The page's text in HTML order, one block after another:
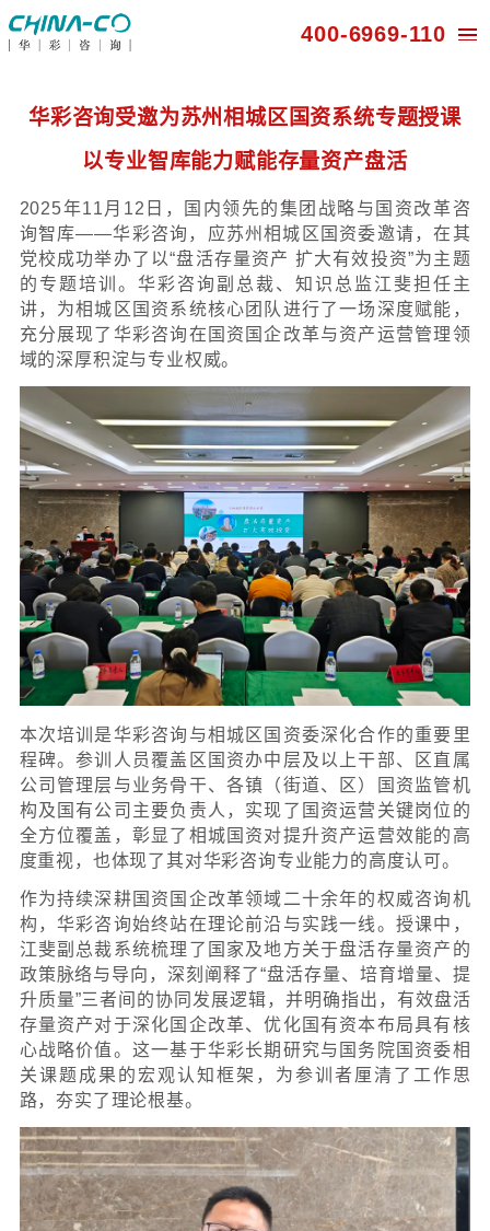
400-
华彩咨询受邀为苏州相城区国资系统
以专业智库能力赋能存量资产盘
2025年11月12日，国内领先的集团战略与
询智库——华彩咨询，应苏州相城区国资委
党校成功举办了以“盘活存量资产 扩大有效投
的专题培训。华彩咨询副总裁、知识总监
讲，为相城区国资系统核心团队进行了一场
充分展现了华彩咨询在国资国企改革与资产
域的深厚积淀与专业权威。
本次培训是华彩咨询与相城区国资委深化合
程碑。参训人员覆盖区国资办中层及以上干
公司管理层与业务骨干、各镇（街道、区）
构及国有公司主要负责人，实现了国资运营
全方位覆盖，彰显了相城国资对提升资产运
度重视，也体现了其对华彩咨询专业能力的高
作为持续深耕国资国企改革领域二十余年的
构，华彩咨询始终站在理论前沿与实践一线
江斐副总裁系统梳理了国家及地方关于盘活
政策脉络与导向，深刻阐释了“盘活存量、培